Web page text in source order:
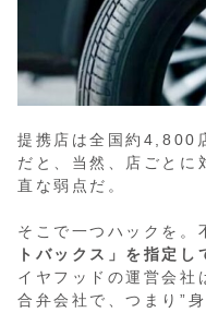
提携店は全国約4,800
だと、当然、店ごとに
直な弱点だ。
そこで一つハックを。
トバックス」を指定し
イヤフッドの運営会社
合弁会社で、つまり”